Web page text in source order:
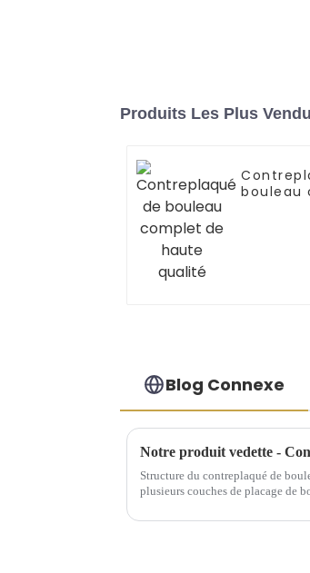
Produits Les Plus
bouleau
Blog Connexe
Notre produit vedette -
Structure du contreplaqué de
plusieurs couches de placage de